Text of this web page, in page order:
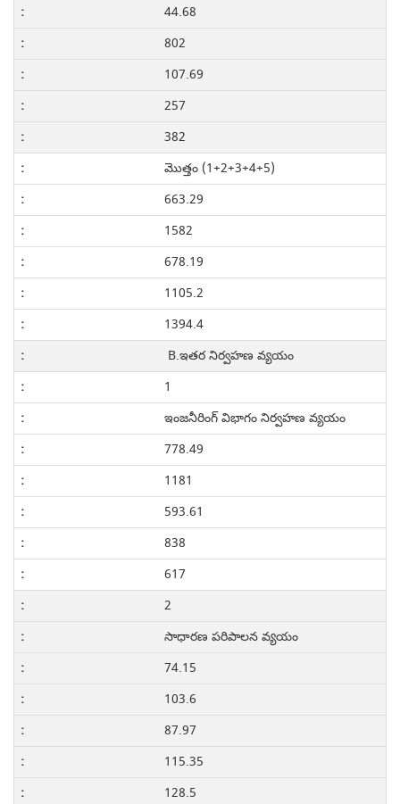
44.68
802
107.69
257
382
మొత్తం (1+2+3+4+5)
663.29
1582
678.19
1105.2
1394.4
B.ఇతర నిర్వహణ వ్యయం
1
ఇంజనీరింగ్ విభాగం నిర్వహణ వ్యయం
778.49
1181
593.61
838
617
2
సాధారణ పరిపాలన వ్యయం
74.15
103.6
87.97
115.35
128.5